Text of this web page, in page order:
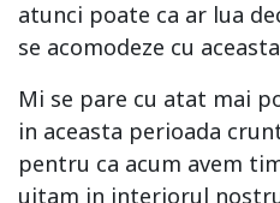
atunci poate ca ar lua
se acomodeze cu
Mi se pare cu atat mai
in aceasta perioada
pentru ca acum avem
uitam in interiorul